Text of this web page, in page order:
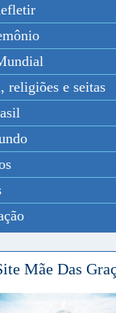
religiões e seitas
Mãe Das